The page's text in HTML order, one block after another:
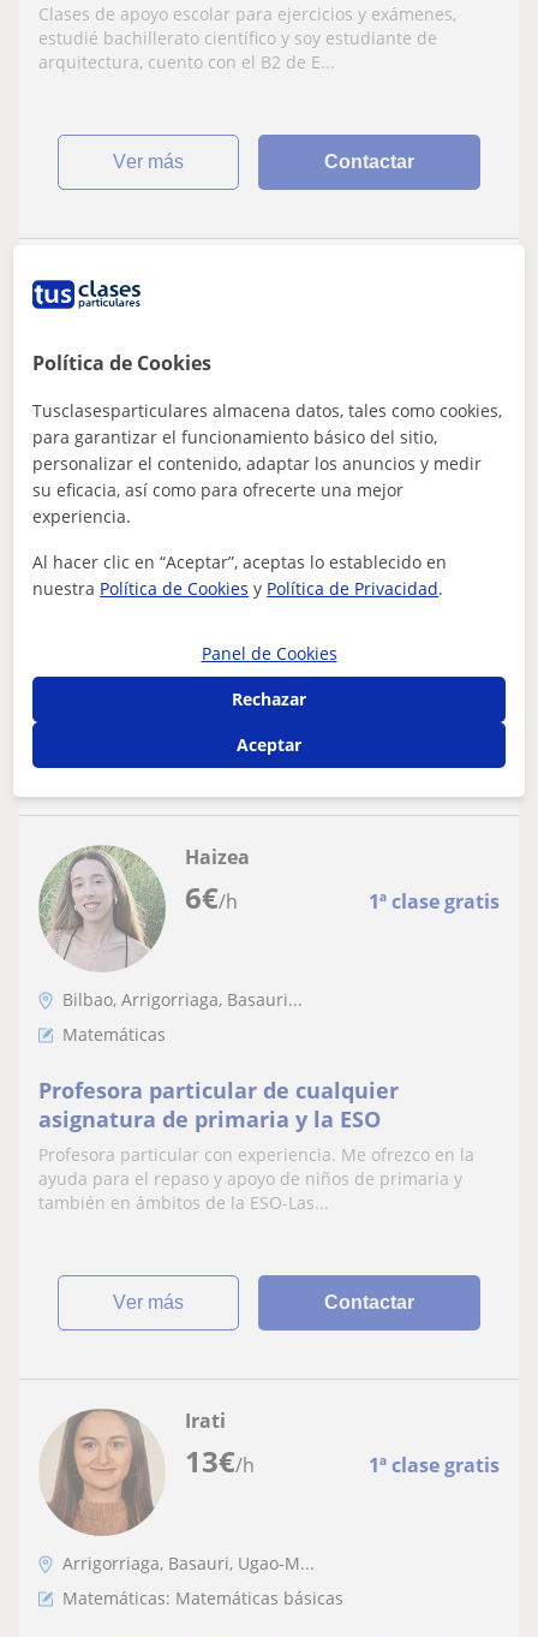
Clases de apoyo escolar para ejercicios y exámenes,
estudié bachillerato científico y soy estudiante de
arquitectura, cuento con el B2 de E...
ver más Contactar
Basauri, Arrigorriaga, Etxeba...
Matemáticas: Matemáticas básicas, Cálculo,
Geometría, Álgebra lineal, Trigonometría
Paula, profesora particular de apoyo
escolar
¡Hola! Soy Paula, vivo en Basauri y soy estudiante de
6€/h 1ª clase gratis
Haizea
Bilbao, Arrigorriaga, Basauri...
Matemáticas
Profesora particular de cualquier
asignatura de primaria y la ESO
Profesora particular con experiencia. Me ofrezco en la
ayuda para el repaso y apoyo de niños de primaria y
también en ámbitos de la ESO-Las...
ver más Contactar
13€/h 1ª clase gratis
Irati
Arrigorriaga, Basauri, Ugao-M...
Matemáticas: Matemáticas básicas
Política de Cookies
Tusclasesparticulares almacena datos, tales como cookies,
para garantizar el funcionamiento básico del sitio,
personalizar el contenido, adaptar los anuncios y medir
su eficacia, así como para ofrecerte una mejor
experiencia.
Al hacer clic en “Aceptar”, aceptas lo establecido en
nuestra Política de Cookies y Política de Privacidad.
Panel de Cookies
Rechazar
Aceptar